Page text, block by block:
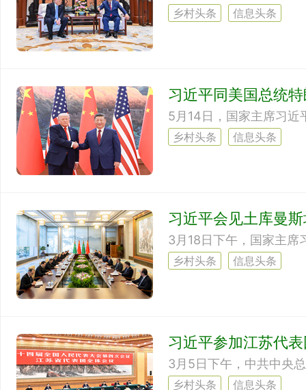
乡村头条 信息头条
习近平同美国总统
乡村头条 信息头条
习近平会见土库曼
乡村头条 信息头条
习近平参加江苏代
乡村头条 信息头条